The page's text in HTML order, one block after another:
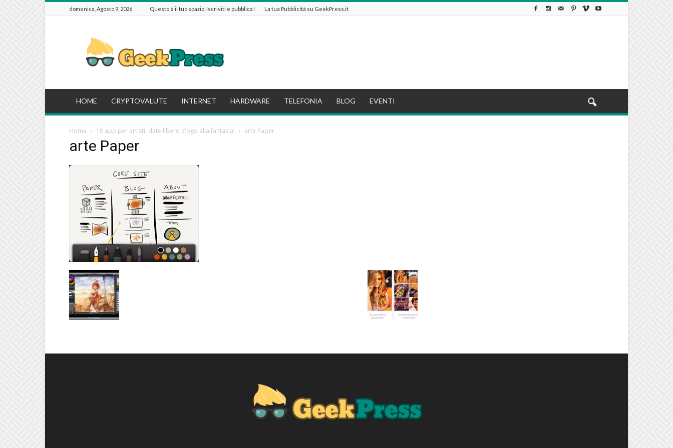
domenica, Agosto 9, 2026 Questo è il tuo spazio. Iscriviti e pubblica! La tua Pubblicità su GeekPress.it
HOME CRYPTOVALUTE INTERNET HARDWARE TELEFONIA BLOG EVENTI
Home 10 app per artisti, date libero sfogo alla fantasia! arte Paper
arte Paper